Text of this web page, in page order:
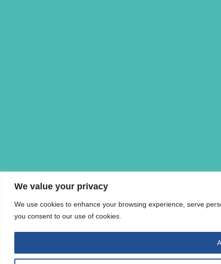
We value your privacy
We use cookies to enhance your browsing experience, serve
you consent to our use of cookies.